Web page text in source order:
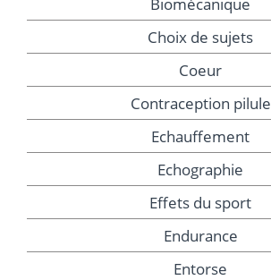
Choix de sujets
Coeur
Contraception pilule
Echauffement
Echographie
Effets du sport
Endurance
Entorse